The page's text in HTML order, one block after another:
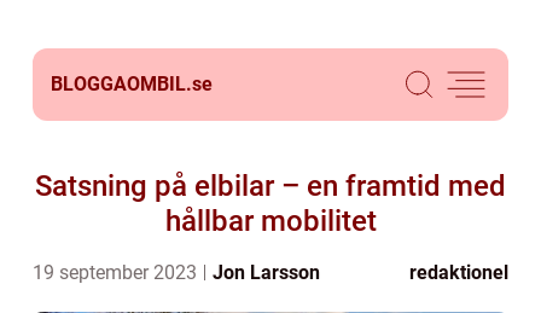
BLOGGAOMBIL.se
Satsning på elbilar – en framtid med
hållbar mobilitet
19 september 2023 Jon Larsson redaktionel